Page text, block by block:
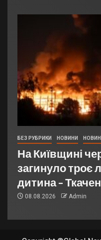
БЕЗ РУБРИКИ НОВИНИ
На Київщині
загинуло троє
дитина –
08.08.2026 Admin